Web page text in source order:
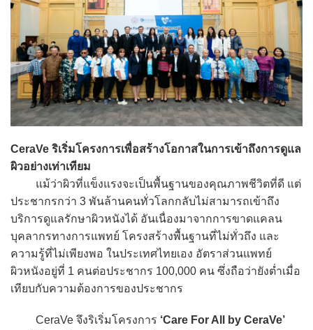
CeraVe ริเริ่มโครงการเพื่อสร้างโอกาสในการเข้าถึงการดูแล
ผิวอย่างเท่าเทียม
แม้ว่าผิวที่แข็งแรงจะเป็นพื้นฐานของคุณภาพชีวิตที่ดี แต่
ประชากรกว่า 3 พันล้านคนทั่วโลกกลับไม่สามารถเข้าถึง
บริการดูแลรักษาผิวหนังได้ อันเนื่องมาจากการขาดแคลน
บุคลากรทางการแพทย์ โครงสร้างพื้นฐานที่ไม่ทั่วถึง และ
ความรู้ที่ไม่เพียงพอ ในประเทศไทยเอง อัตราส่วนแพทย์
ผิวหนังอยู่ที่ 1 คนต่อประชากร 100,000 คน ซึ่งถือว่ายังต่ำเมื่อ
เทียบกับความต้องการของประชากร
CeraVe จึงริเริ่มโครงการ ‘Care For All by CeraVe’